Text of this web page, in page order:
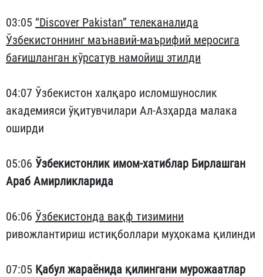
03:05 “Discover Pakistan” телеканалида
Ўзбекистоннинг маънавий-маърифий меросига
бағишланган кўрсатув намойиш этилди
04:07 Ўзбекистон халқаро исломшунослик
академияси ўқитувчилари Ал-Азҳарда малака
оширди
05:06 Ўзбекистонлик имом-хатиблар Бирлашган
Араб Амирликларида
06:06 Ўзбекистонда вақф тизимини
ривожлантириш истиқболлари муҳокама қилинди
07:05 Қабул жараёнида қилингани мурожаатлар